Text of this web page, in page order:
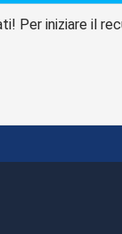
Per iniziare il